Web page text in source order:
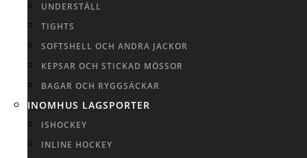
UNDERSTÄLL
TIGHTS
SOFTSHELL OCH ANDRA JACKOR
KEPSAR OCH STICKAD MÖSSOR
BAGAR OCH RYGGSÄCKAR
INOMHUS LAGSPORTER
ISHOCKEY
INLINE HOCKEY